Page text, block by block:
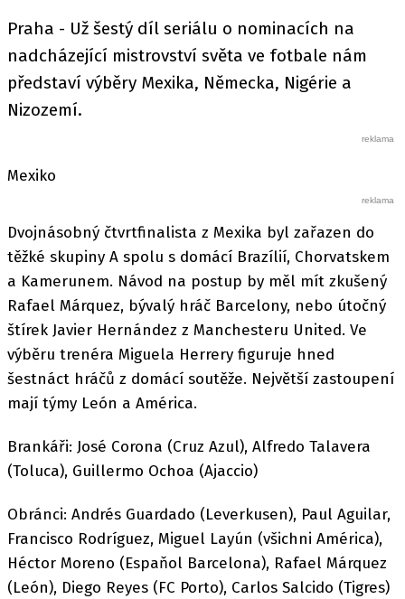
Praha - Už šestý díl seriálu o nominacích na
nadcházející mistrovství světa ve fotbale nám
představí výběry Mexika, Německa, Nigérie a
Nizozemí.
Mexiko
Dvojnásobný čtvrtfinalista z Mexika byl zařazen do
těžké skupiny A spolu s domácí Brazílií, Chorvatskem
a Kamerunem. Návod na postup by měl mít zkušený
Rafael Márquez, bývalý hráč Barcelony, nebo útočný
štírek Javier Hernández z Manchesteru United. Ve
výběru trenéra Miguela Herrery figuruje hned
šestnáct hráčů z domácí soutěže. Největší zastoupení
mají týmy León a América.
Brankáři: José Corona (Cruz Azul), Alfredo Talavera
(Toluca), Guillermo Ochoa (Ajaccio)
Obránci: Andrés Guardado (Leverkusen), Paul Aguilar,
Francisco Rodríguez, Miguel Layún (všichni América),
Héctor Moreno (Espaňol Barcelona), Rafael Márquez
(León), Diego Reyes (FC Porto), Carlos Salcido (Tigres)